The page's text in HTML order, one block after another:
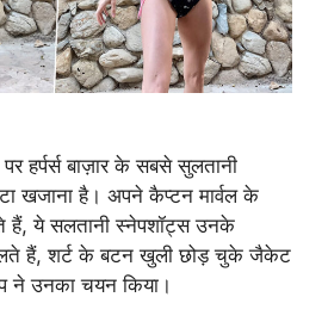
हर्पर्स बाज़ार के सबसे सुलतानी
खजाना है। अपने कैप्टन मार्वल के
हैं, ये सलतानी स्नेपशॉट्स उनके
हैं, शर्ट के बटन खुली छोड़ चुके जैकेट
ने उनका चयन किया।